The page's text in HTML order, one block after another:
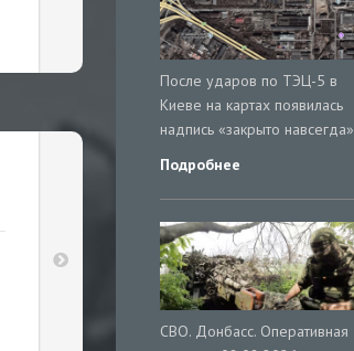
После ударов по ТЭЦ-5 в
Киеве на картах появилась
надпись «закрыто навсегда»
Подробнее
СВО. Донбасс. Оперативная